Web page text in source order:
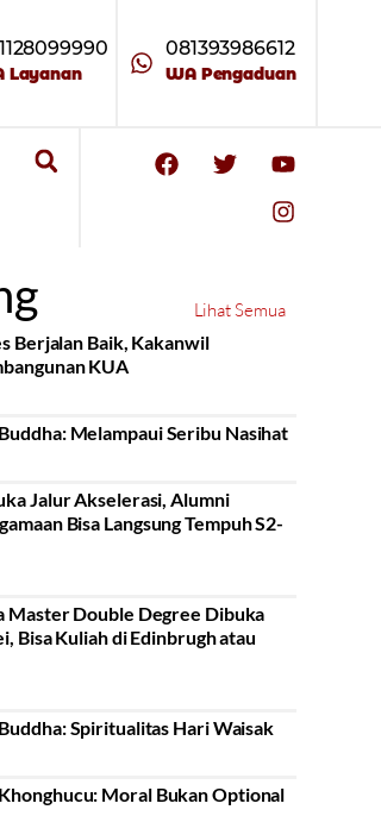
Layanan
081393986612
WA Pengaduan
Lihat Semua
Berjalan Baik, Kakanwil
KUA
Melampaui Seribu Nasihat
Jalur Akselerasi, Alumni
Bisa Langsung Tempuh S2-
Master Double Degree Dibuka
Bisa Kuliah di Edinbrugh atau
Spiritualitas Hari Waisak
Moral Bukan Optional